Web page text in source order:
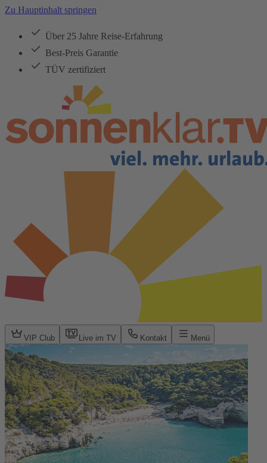
Zu Hauptinhalt springen
Über 25 Jahre Reise-Erfahrung
Best-Preis Garantie
TÜV zertifiziert
VIP Club Live im TV Kontakt Menü